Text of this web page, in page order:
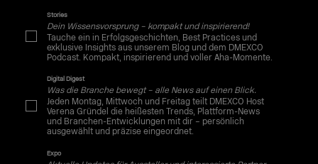
Stories
Dein Wissensvorsprung – kompakt und inspirierend!
Tauche ein in Erfolgsgeschichten, Best Practices und
exklusive Insights aus unserem Blog und dem DMEXCO
Podcast. Kompakt, inspirierend und voller Aha-Momente.
Digital Digest
Was die Branche bewegt – alle News auf einen Blick.
Jeden Montag, Mittwoch und Freitag teilt DMEXCO Host
Verena Gründel die heißesten Trends, Plattform-News
und Branchen-Entwicklungen mit dir – persönlich
ausgewählt und präzise eingeordnet.
Expo